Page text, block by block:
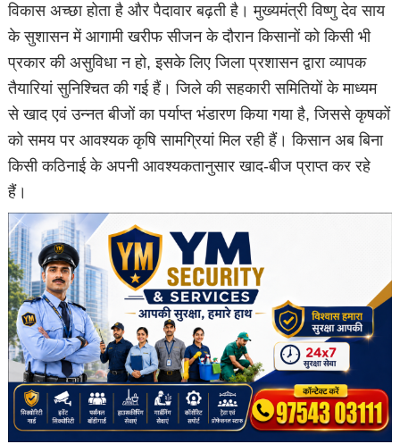
विकास अच्छा होता है और पैदावार बढ़ती है। मुख्यमंत्री विष्णु देव साय
के सुशासन में आगामी खरीफ सीजन के दौरान किसानों को किसी भी
प्रकार की असुविधा न हो, इसके लिए जिला प्रशासन द्वारा व्यापक
तैयारियां सुनिश्चित की गई हैं। जिले की सहकारी समितियों के माध्यम
से खाद एवं उन्नत बीजों का पर्याप्त भंडारण किया गया है, जिससे कृषकों
को समय पर आवश्यक कृषि सामग्रियां मिल रही हैं। किसान अब बिना
किसी कठिनाई के अपनी आवश्यकतानुसार खाद-बीज प्राप्त कर रहे
हैं।